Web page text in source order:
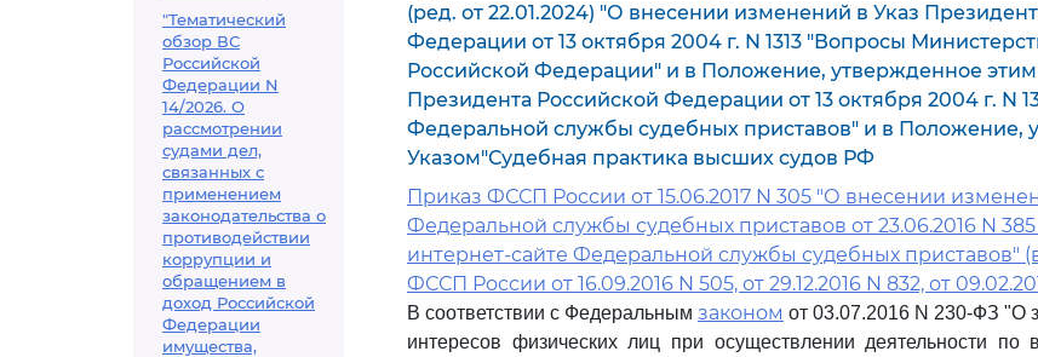
"Тематический
обзор ВС
Российской
Федерации N
14/2026. О
рассмотрении
судами дел,
связанных с
применением
законодательства о
противодействии
коррупции и
обращением в
доход Российской
Федерации
имущества,
(ред. от 22.01.2024) "О внесении изменений в Указ
Федерации от 13 октября 2004 г. N 1313 "Вопросы
Российской Федерации" и в Положение, утвержденное этим
Президента Российской Федерации от 13 октября 2004 г. N
Федеральной службы судебных приставов" и в Положение,
Указом"Судебная практика высших судов РФ
Приказ ФССП России от 15.06.2017 N 305 "О внесении
Федеральной службы судебных приставов от 23.06.2016 N
интернет-сайте Федеральной службы судебных приставов"
ФССП России от 16.09.2016 N 505, от 29.12.2016 N 832, от
В соответствии с Федеральным законом от 03.07.2016 N 230-ФЗ "О
интересов физических лиц при осуществлении деятельности по